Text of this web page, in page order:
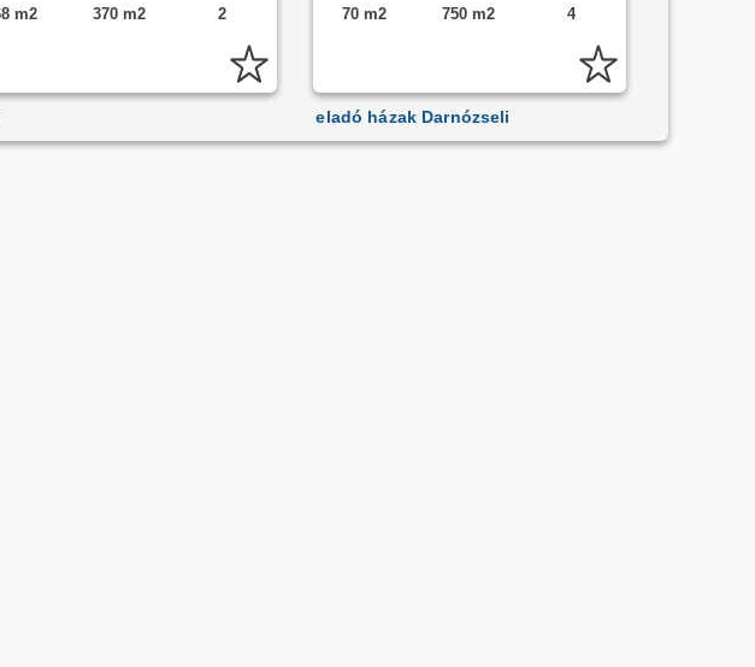
m2
370 m2 2
70 m2
750 m2 4
eladó házak Darnózseli